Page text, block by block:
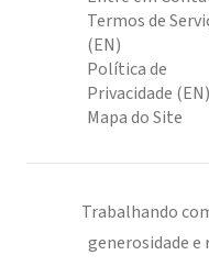
Termos de
(EN)
Política de
Privacidade (EN)
Mapa do Site
Trabalhando
generosidade